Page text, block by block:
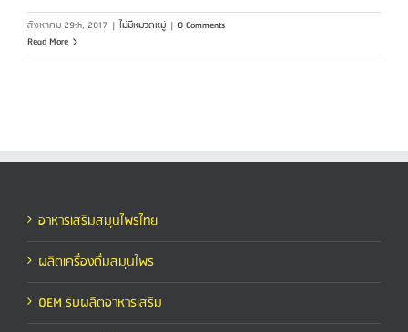
สิงหาคม 29th, 2017 | ไม่มีหมวดหมู่ | 0 Comments
Read More
อาหารเสริมสมุนไพรไทย
ผลิตเครื่องดื่มสมุนไพร
OEM รับผลิตอาหารเสริม